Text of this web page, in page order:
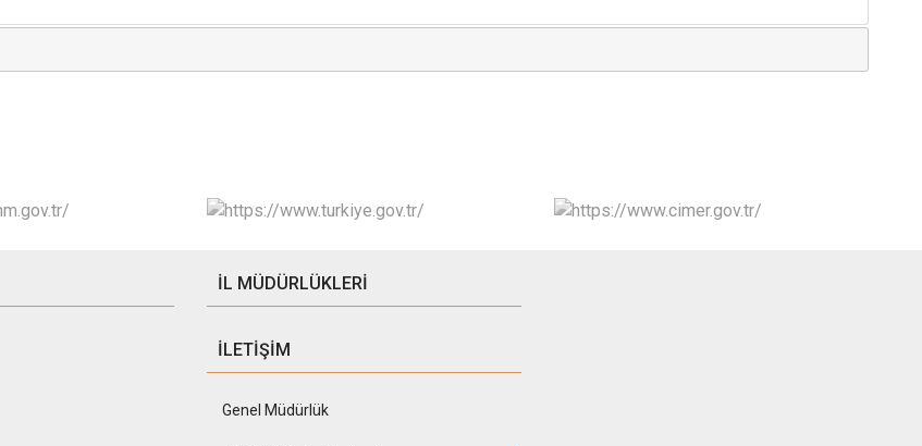
İL MÜDÜRLÜKLERİ
İLETİŞİM
Genel Müdürlük